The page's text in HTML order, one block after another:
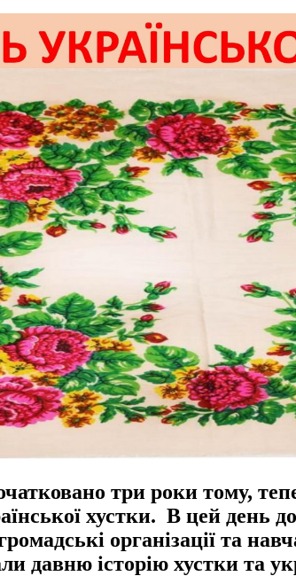
три роки тому,
хустки. В цей день
організації та
давню історію хустки та